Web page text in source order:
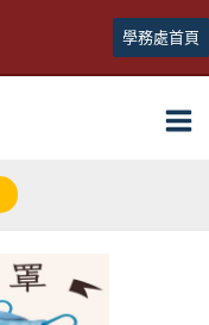
學務處首頁